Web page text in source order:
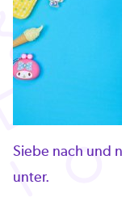
Siebe nach und
unter.